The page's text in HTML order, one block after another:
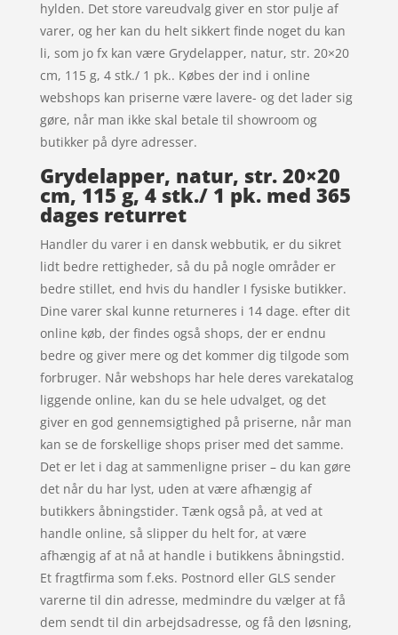
hylden. Det store vareudvalg giver en stor pulje af
varer, og her kan du helt sikkert finde noget du kan
li, som jo fx kan være Grydelapper, natur, str. 20×20
cm, 115 g, 4 stk./ 1 pk.. Købes der ind i online
webshops kan priserne være lavere- og det lader sig
gøre, når man ikke skal betale til showroom og
butikker på dyre adresser.
Grydelapper, natur, str. 20×20
cm, 115 g, 4 stk./ 1 pk. med 365
dages returret
Handler du varer i en dansk webbutik, er du sikret
lidt bedre rettigheder, så du på nogle områder er
bedre stillet, end hvis du handler I fysiske butikker.
Dine varer skal kunne returneres i 14 dage. efter dit
online køb, der findes også shops, der er endnu
bedre og giver mere og det kommer dig tilgode som
forbruger. Når webshops har hele deres varekatalog
liggende online, kan du se hele udvalget, og det
giver en god gennemsigtighed på priserne, når man
kan se de forskellige shops priser med det samme.
Det er let i dag at sammenligne priser – du kan gøre
det når du har lyst, uden at være afhængig af
butikkers åbningstider. Tænk også på, at ved at
handle online, så slipper du helt for, at være
afhængig af at nå at handle i butikkens åbningstid.
Et fragtfirma som f.eks. Postnord eller GLS sender
varerne til din adresse, medmindre du vælger at få
dem sendt til din arbejdsadresse, og få den løsning,